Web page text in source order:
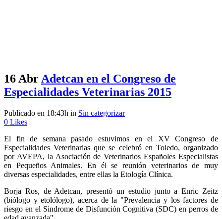
16 Abr Adetcan en el Congreso de
Especialidades Veterinarias 2015
Publicado en 18:43h in Sin categorizar
0 Likes
El fin de semana pasado estuvimos en el XV Congreso de
Especialidades Veterinarias que se celebró en Toledo, organizado
por AVEPA, la Asociación de Veterinarios Españoles Especialistas
en Pequeños Animales. En él se reunión veterinarios de muy
diversas especialidades, entre ellas la Etología Clínica.
Borja Ros, de Adetcan, presentó un estudio junto a Enric Zeitz
(biólogo y etolólogo), acerca de la "Prevalencia y los factores de
riesgo en el Síndrome de Disfunción Cognitiva (SDC) en perros de